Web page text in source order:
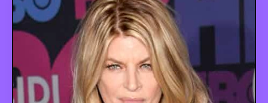
CRÉATION
ART
JEUX-VIDÉO